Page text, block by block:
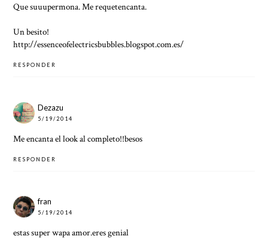
Que suuupermona. Me requetencanta.
Un besito!
http://essenceofelectricsbubbles.blogspot.com.es/
RESPONDER
Dezazu
5/19/2014
Me encanta el look al completo!!besos
RESPONDER
fran
5/19/2014
estas super wapa amor.eres genial